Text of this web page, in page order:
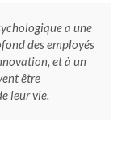
a une
des employés
et à un
être
leur vie.